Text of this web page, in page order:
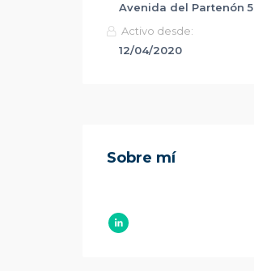
Avenida del Partenón 5
Activo desde:
12/04/2020
Sobre mí